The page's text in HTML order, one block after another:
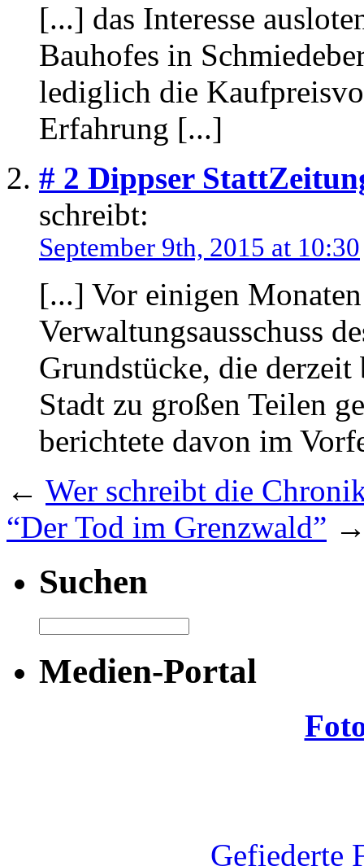
[...] das Interesse
Bauhofes in
lediglich die
Erfahrung [...]
# 2 Dippser
schreibt:
September 9th, 2015 at 10:30
[...] Vor einigen
Verwaltungsausschuss
Grundstücke, die
Stadt zu großen Teilen
berichtete davon im
← Wer schreibt die
“Der Tod im Grenzwald”
Suchen
Medien-Portal
Gefiederte